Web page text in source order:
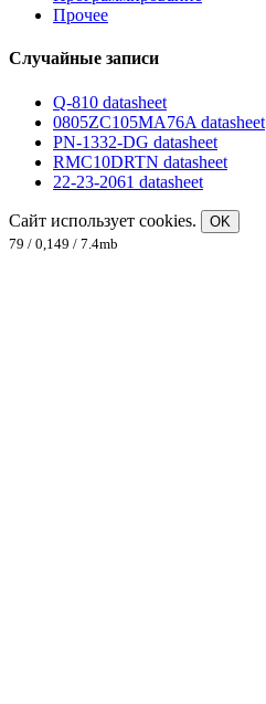
Прочее
Случайные записи
Q-810 datasheet
0805ZC105MA76A datasheet
PN-1332-DG datasheet
RMC10DRTN datasheet
22-23-2061 datasheet
Сайт использует cookies.
OK
79 / 0,149 / 7.4mb